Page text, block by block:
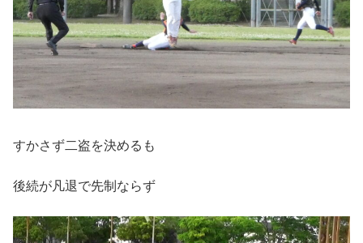
すかさず二盗を決めるも
後続が凡退で先制ならず